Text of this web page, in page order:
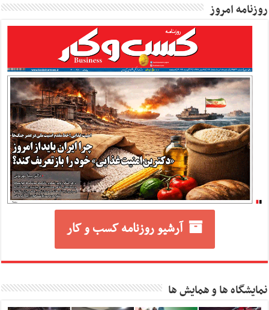
روزنامه امروز
آرشیو روزنامه کسب و کار
نمایشگاه ها و همایش ها